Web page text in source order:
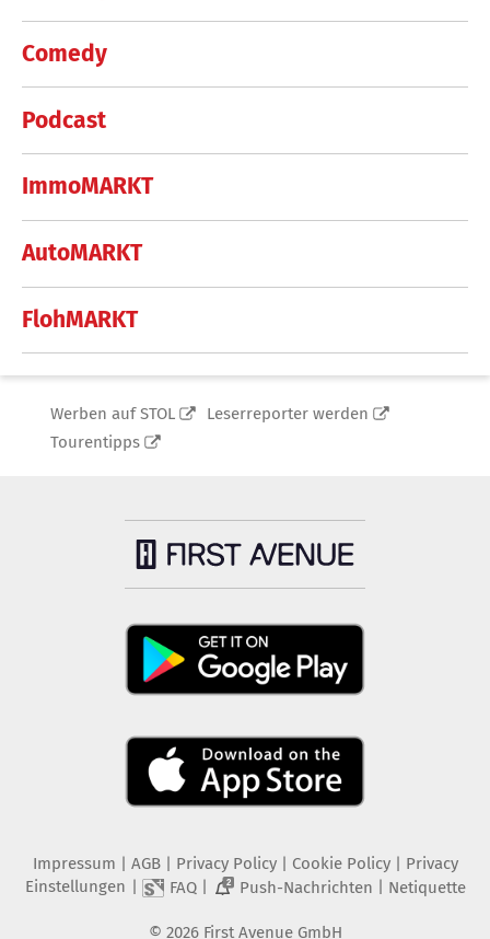
Comedy
Podcast
ImmoMARKT
AutoMARKT
FlohMARKT
Werben auf STOL
Leserreporter werden
Tourentipps
Impressum AGB Privacy Policy| Cookie Policy| Privacy
Einstellungen
FAQ| 2 Push-Nachrichten Netiquette
© 2026 First Avenue GmbH